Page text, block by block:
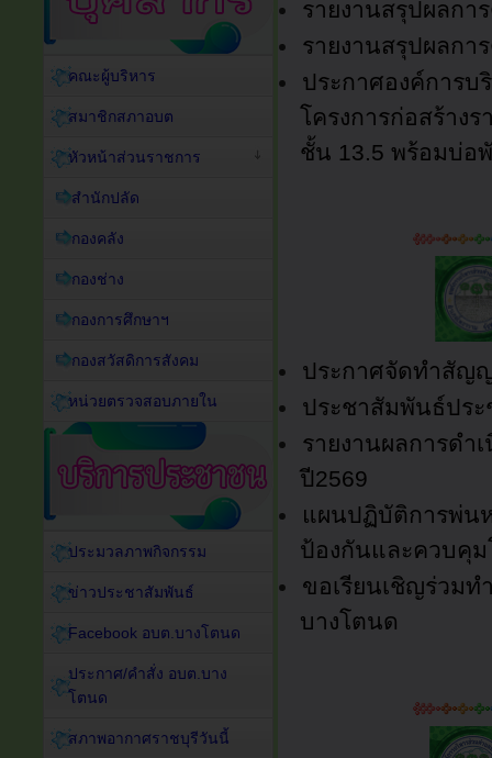
รายงานสรุปผลกา
รายงานสรุปผลกา
ประกาศองค์การบ
โครงการก่อสร้าง
ชั้น 13.5 พร้อมบ่อพั
ประกาศจัดทำสัญ
ประชาสัมพันธ์ปร
รายงานผลการดำ
ปี2569
แผนปฏิบัติการพ่น
ป้องกันและควบคุม
ขอเรียนเชิญร่วม
บางโตนด
คณะผู้บริหาร
สมาชิกสภาอบต
หัวหน้าส่วนราชการ
สำนักปลัด
กองคลัง
กองช่าง
กองการศึกษาฯ
กองสวัสดิการสังคม
หน่วยตรวจสอบภายใน
ประมวลภาพกิจกรรม
ข่าวประชาสัมพันธ์
Facebook อบต.บางโตนด
ประกาศ/คำสั่ง อบต.บาง
โตนด
สภาพอากาศราชบุรีวันนี้